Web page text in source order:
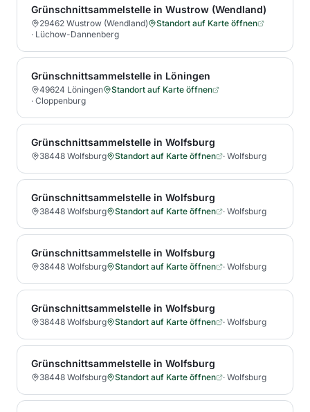
Grünschnittsammelstelle in Wustrow (Wendland)
29462 Wustrow (Wendland)
Standort auf Karte öffnen
· Lüchow-Dannenberg
Grünschnittsammelstelle in Löningen
49624 Löningen
Standort auf Karte öffnen
· Cloppenburg
Grünschnittsammelstelle in Wolfsburg
38448 Wolfsburg Standort auf Karte öffnen · Wolfsburg
Grünschnittsammelstelle in Wolfsburg
38448 Wolfsburg Standort auf Karte öffnen · Wolfsburg
Grünschnittsammelstelle in Wolfsburg
38448 Wolfsburg Standort auf Karte öffnen · Wolfsburg
Grünschnittsammelstelle in Wolfsburg
38448 Wolfsburg Standort auf Karte öffnen · Wolfsburg
Grünschnittsammelstelle in Wolfsburg
38448 Wolfsburg Standort auf Karte öffnen · Wolfsburg